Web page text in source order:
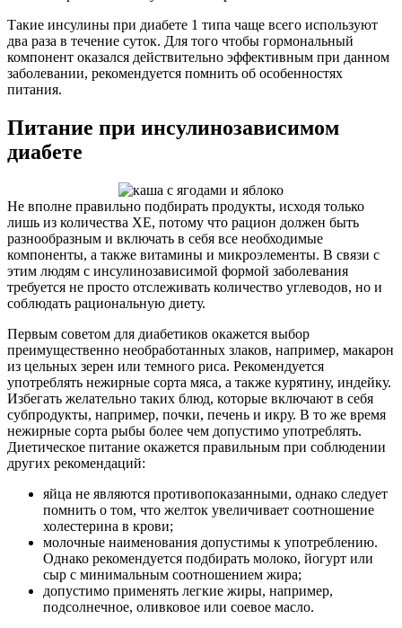
Такие инсулины при диабете 1 типа чаще всего используют
два раза в течение суток. Для того чтобы гормональный
компонент оказался действительно эффективным при данном
заболевании, рекомендуется помнить об особенностях
питания.
Питание при инсулинозависимом
диабете
Не вполне правильно подбирать продукты, исходя только
лишь из количества ХЕ, потому что рацион должен быть
разнообразным и включать в себя все необходимые
компоненты, а также витамины и микроэлементы. В связи с
этим людям с инсулинозависимой формой заболевания
требуется не просто отслеживать количество углеводов, но и
соблюдать рациональную диету.
Первым советом для диабетиков окажется выбор
преимущественно необработанных злаков, например, макарон
из цельных зерен или темного риса. Рекомендуется
употреблять нежирные сорта мяса, а также курятину, индейку.
Избегать желательно таких блюд, которые включают в себя
субпродукты, например, почки, печень и икру. В то же время
нежирные сорта рыбы более чем допустимо употреблять.
Диетическое питание окажется правильным при соблюдении
других рекомендаций:
яйца не являются противопоказанными, однако следует
помнить о том, что желток увеличивает соотношение
холестерина в крови;
молочные наименования допустимы к употреблению.
Однако рекомендуется подбирать молоко, йогурт или
сыр с минимальным соотношением жира;
допустимо применять легкие жиры, например,
подсолнечное, оливковое или соевое масло.